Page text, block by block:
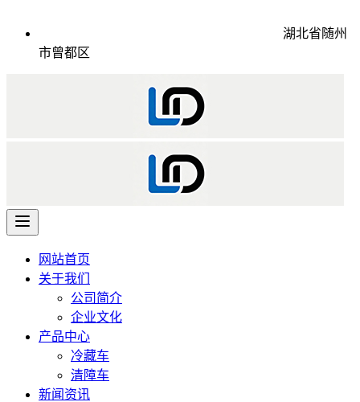
湖北省随州
市曾都区
网站首页
关于我们
公司简介
企业文化
产品中心
冷藏车
清障车
新闻资讯